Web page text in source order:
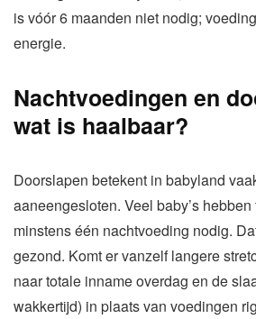
is vóór 6 maanden niet nodig;
energie.
Nachtvoedingen en
wat is haalbaar?
Doorslapen betekent in babyland
aaneengesloten. Veel baby’s
minstens één nachtvoeding nodig.
gezond. Komt er vanzelf langere
naar totale inname overdag en de
wakkertijd) in plaats van voedingen